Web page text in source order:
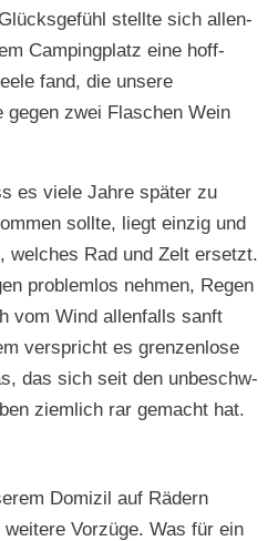
stellte sich allen­
Camp­ing­platz eine hoff­
fand, die unsere
gegen zwei Flaschen Wein
es viele Jahre später zu
sollte, liegt einzig und
welch­es Rad und Zelt erset­zt.
prob­lem­los nehmen, Regen
vom Wind allen­falls san­ft
ver­spricht es gren­zen­lose
das sich seit den unbeschw­
ziem­lich rar gemacht hat.
Dom­izil auf Rädern
Vorzüge. Was für ein